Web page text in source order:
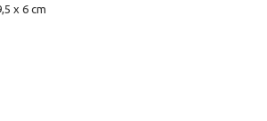
x 6 cm